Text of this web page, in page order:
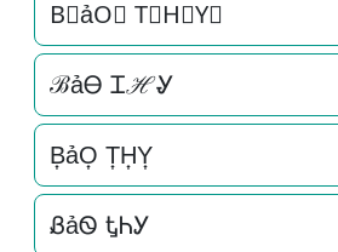
B⃜ảO⃜ T⃜H⃜Y⃜
ℬảᎾ ᏆℋᎽ
B͎ảO͎ T͎H͎Y͎
ᏰảᏫ ᎿᏂᎩ